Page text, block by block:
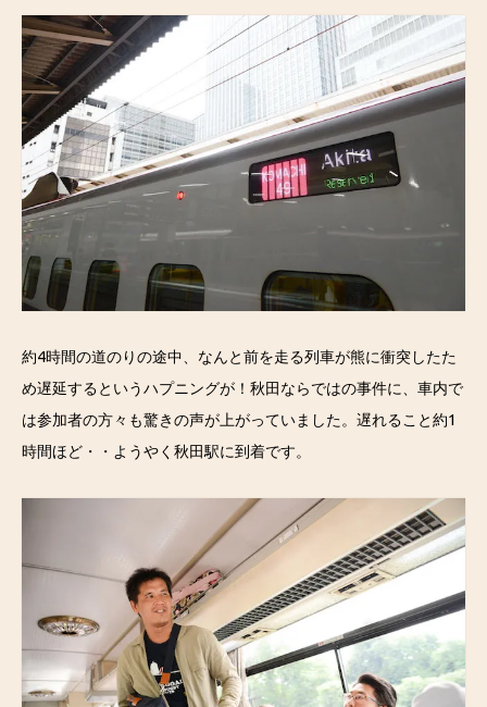
約4時間の道のりの途中、なんと前を走る列車が熊に衝突したた
め遅延するというハプニングが！秋田ならではの事件に、車内で
は参加者の方々も驚きの声が上がっていました。遅れること約1
時間ほど・・ようやく秋田駅に到着です。